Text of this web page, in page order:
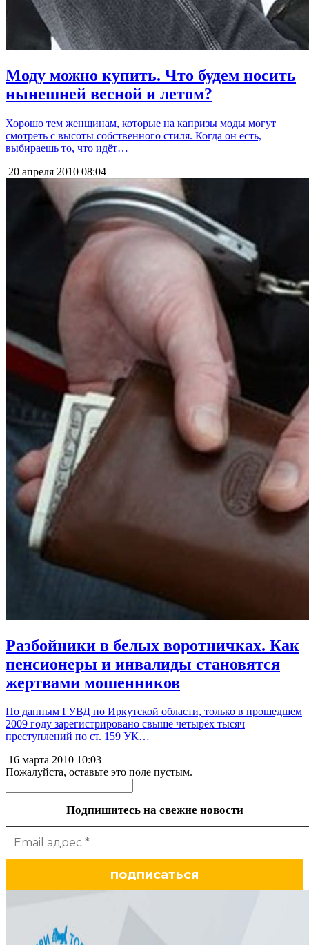
Моду можно купить. Что будем носить
нынешней весной и летом?
Хорошо тем женщинам, которые на капризы моды могут
смотреть с высоты собственного стиля. Когда он есть,
выбираешь то, что идёт…
20 апреля 2010 08:04
Разбойники в белых воротничках. Как
пенсионеры и инвалиды становятся
жертвами мошенников
По данным ГУВД по Иркутской области, только в прошедшем
2009 году зарегистрировано свыше четырёх тысяч
преступлений по ст. 159 УК…
16 марта 2010 10:03
Пожалуйста, оставьте это поле пустым.
Подпишитесь на свежие новости